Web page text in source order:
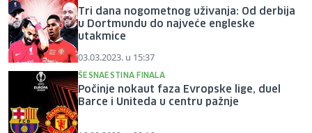
Tri dana nogometnog uživanja: Od derbija
u Dortmundu do najveće engleske
utakmice
03.03.2023. u 15:37
ŠESNAESTINA FINALA
Počinje nokaut faza Evropske lige, duel
Barce i Uniteda u centru pažnje